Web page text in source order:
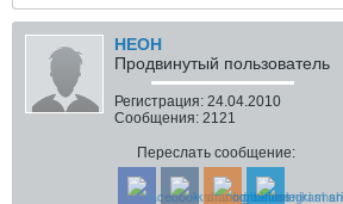
HEOH
Продвинутый пользователь
Регистрация: 24.04.2010
Сообщения: 2121
Переслать сообщение: